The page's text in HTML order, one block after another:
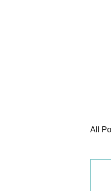
All